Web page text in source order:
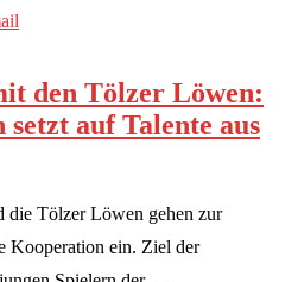
den Tölzer Löwen:
auf Talente aus
die Tölzer Löwen gehen zur
Kooperation ein. Ziel der